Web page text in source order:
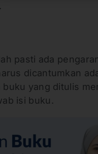
pasti ada
dicantumkan
yang ditulis
isi buku.